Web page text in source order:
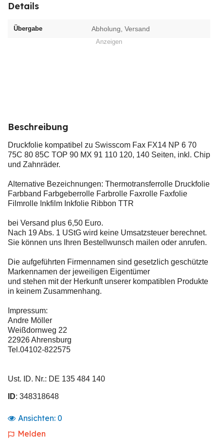
Details
Übergabe Abholung, Versand
Anzeigen
Beschreibung
Druckfolie kompatibel zu Swisscom Fax FX14 NP 6 70
75C 80 85C TOP 90 MX 91 110 120, 140 Seiten, inkl. Chip
und Zahnräder.
Alternative Bezeichnungen: Thermotransferrolle Druckfolie
Farbband Farbgeberrolle Farbrolle Faxrolle Faxfolie
Filmrolle Inkfilm Inkfolie Ribbon TTR
bei Versand plus 6,50 Euro.
Nach 19 Abs. 1 UStG wird keine Umsatzsteuer berechnet.
Sie können uns Ihren Bestellwunsch mailen oder anrufen.
Die aufgeführten Firmennamen sind gesetzlich geschützte
Markennamen der jeweiligen Eigentümer
und stehen mit der Herkunft unserer kompatiblen Produkte
in keinem Zusammenhang.
Impressum:
Andre Möller
Weißdornweg 22
22926 Ahrensburg
Tel.04102-822575
Ust. ID. Nr.: DE 135 484 140
ID: 348318648
Ansichten: 0
Melden